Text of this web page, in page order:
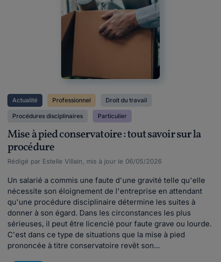
Actualité Professionnel Droit du travail
Procédures disciplinaires Particulier
Mise à pied conservatoire : tout savoir sur la
procédure
Rédigé par Estelle Villain, mis à jour le 06/05/2026
Un salarié a commis une faute d'une gravité telle qu'elle
nécessite son éloignement de l'entreprise en attendant
qu'une procédure disciplinaire détermine les suites à
donner à son égard. Dans les circonstances les plus
sérieuses, il peut être licencié pour faute grave ou lourde.
C'est dans ce type de situations que la mise à pied
prononcée à titre conservatoire revêt son...